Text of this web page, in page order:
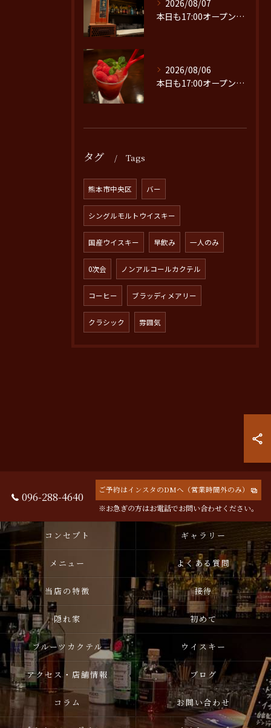
2026/08/07
本日も17:00オープンです。
2026/08/06
本日も17:00オープンです。
タグ Tags
熊本市中央区 バー
シングルモルトウイスキー
国産ウイスキー 早飲み 一人のみ
0次会 ノンアルコールカクテル
コーヒー ブラッディメアリー
クラシック 雰囲気
096-288-4640 ご予約はインスタのDMへ（営業時間外のみ）
※お急ぎの方はお電話でお問い合わせください。
コンセプト ギャラリー
メニュー よくある質問
当店の特徴 接待
隠れ家 初めて
フルーツカクテル ウイスキー
アクセス・店舗情報 ブログ
コラム お問い合わせ